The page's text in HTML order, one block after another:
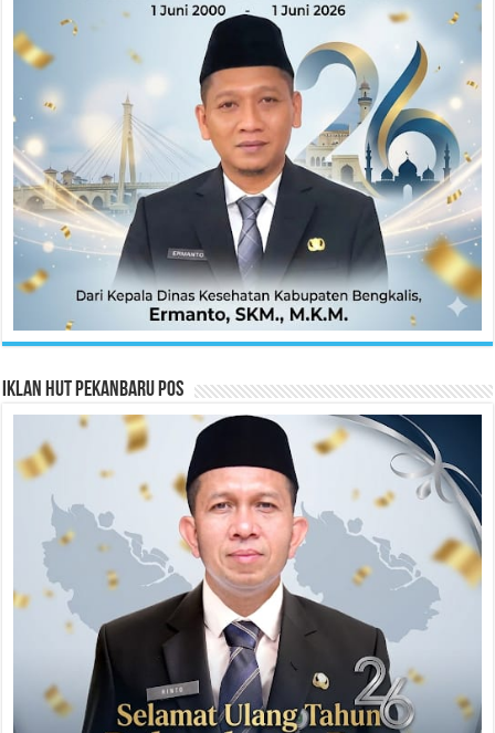
Iklan HUT Pekanbaru Pos